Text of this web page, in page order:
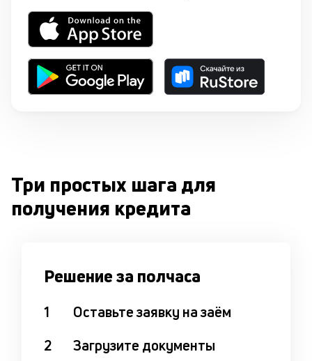
Три простых шага для
получения кредита
Решение за полчаса
1
Оставьте заявку на заём
2
Загрузите документы